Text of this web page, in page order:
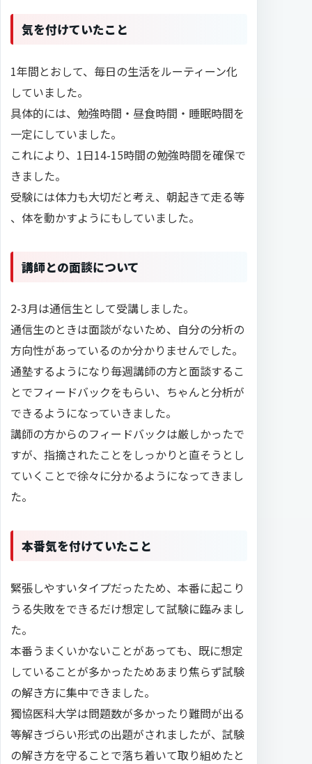
気を付けていたこと
1年間とおして、毎日の生活をルーティーン化
していました。
具体的には、勉強時間・昼食時間・睡眠時間を
一定にしていました。
これにより、1日14-15時間の勉強時間を確保で
きました。
受験には体力も大切だと考え、朝起きて走る等
、体を動かすようにもしていました。
講師との面談について
2-3月は通信生として受講しました。
通信生のときは面談がないため、自分の分析の
方向性があっているのか分かりませんでした。
通塾するようになり毎週講師の方と面談するこ
とでフィードバックをもらい、ちゃんと分析が
できるようになっていきました。
講師の方からのフィードバックは厳しかったで
すが、指摘されたことをしっかりと直そうとし
ていくことで徐々に分かるようになってきまし
た。
本番気を付けていたこと
緊張しやすいタイプだったため、本番に起こり
うる失敗をできるだけ想定して試験に臨みまし
た。
本番うまくいかないことがあっても、既に想定
していることが多かったためあまり焦らず試験
の解き方に集中できました。
獨協医科大学は問題数が多かったり難問が出る
等解きづらい形式の出題がされましたが、試験
の解き方を守ることで落ち着いて取り組めたと